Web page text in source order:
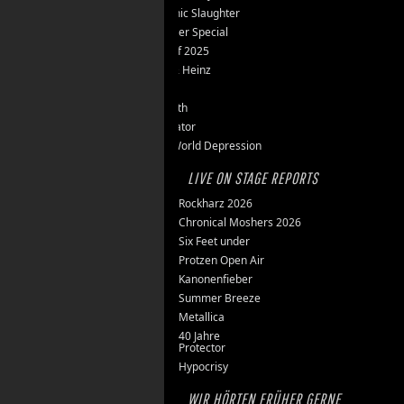
Teutonic Slaughter
Silvester Special
Best of 2025
Inge & Heinz
Stillbirth
Knorkator
New World Depression
LIVE ON STAGE REPORTS
Rockharz 2026
Chronical Moshers 2026
Six Feet under
Protzen Open Air
Kanonenfieber
Summer Breeze
Metallica
40 Jahre
Protector
Hypocrisy
WIR HÖRTEN FRÜHER GERNE